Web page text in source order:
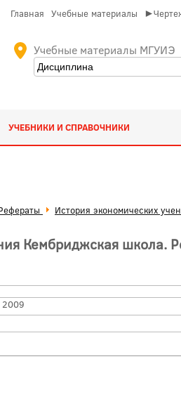
Главная Учебные материалы
Учебные материалы МГУИЭ
УЧЕБНИКИ И СПРАВОЧНИКИ
История экономических
Кембриджская школа.
2009